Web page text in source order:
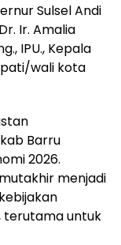
Sulsel Andi
Ir. Amalia
IPU., Kepala
wali kota
Barru
2026.
menjadi
terutama untuk